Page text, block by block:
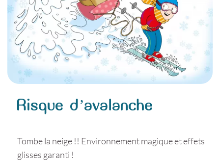
Risque d’avalanche
Tombe la neige !! Environnement magique et effets
glisses garanti !